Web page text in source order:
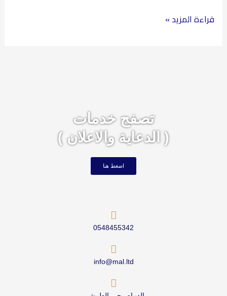
قراءة المزيد »
تصفح خدمات
( الدعاية والاعلان )
اضغط هنا
0548455342
info@mal.ltd